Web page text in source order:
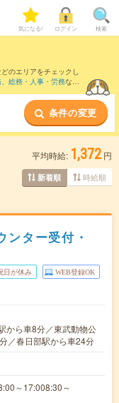
気になる! ログイン 検索
のエリアをチェックし
、 総務・人事・労務など
とは？とは？
条件の変更
平均時給: 1,372 円
新着順 時給順
ター受付・
日が休み WEB登録OK
から車8分／東武動物公
／春日部駅から車24分
～17:008:30～